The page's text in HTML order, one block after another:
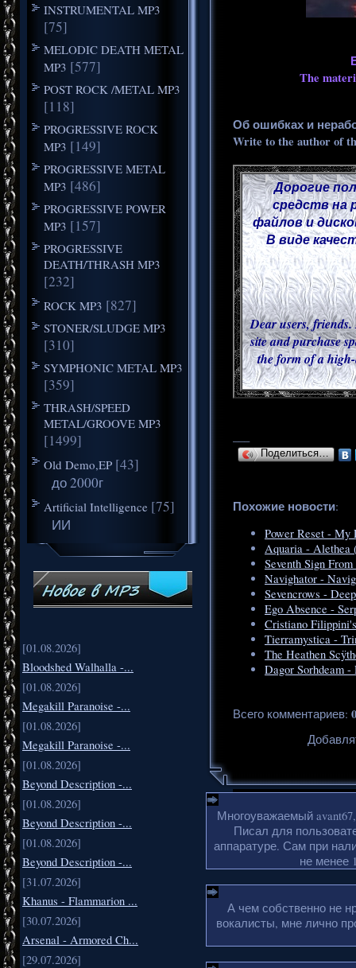
INSTRUMENTAL MP3
[75]
MELODIC DEATH METAL
MP3 [577]
POST ROCK /METAL MP3
[118]
PROGRESSIVE ROCK
MP3 [149]
PROGRESSIVE METAL
MP3 [486]
PROGRESSIVE POWER
MP3 [157]
PROGRESSIVE
DEATH/THRASH MP3
[232]
ROCK MP3 [827]
STONER/SLUDGE MP3
[310]
SYMPHONIC METAL MP3
[359]
THRASH/SPEED
METAL/GROOVE MP3
[1499]
Old Demo,EP [43]
до 2000г
Artificial Intelligence [75]
ИИ
[01.08.2026]
Bloodshed Walhalla -...
[01.08.2026]
Megakill Paranoise -...
[01.08.2026]
Megakill Paranoise -...
[01.08.2026]
Beyond Description -...
[01.08.2026]
Beyond Description -...
[01.08.2026]
Beyond Description -...
[31.07.2026]
Khanus - Flammarion ...
[30.07.2026]
Arsenal - Armored Ch...
[29.07.2026]
The
Об ошибках и
Write to the author of
Дорогие
средств на
файлов и
В виде
Dear users,
site and purchase
the form of a
Поделиться…
Похожие новости:
Power Reset - My
Aquaria - Alethea
Seventh Sign
Navighator -
Sevencrows -
Ego Absence -
Cristiano
Tierramystica -
The Heathen
Dagor Sorhdeam -
Всего комментариев: 0
Многоуважаемый
Писал для
аппаратуре. Сам при
не менее
А чем собственно не
вокалисты, мне лично